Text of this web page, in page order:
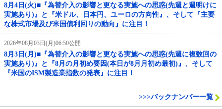
8月4日(火)■『為替介入の影響と更なる実施への思惑(先週と週明けに
実施あり)』と『米ドル、日本円、ユーロの方向性』、そして『主要
な株式市場及び米国債利回りの動向』に注目！
2026年08月03日(月)06:50公開
8月3日(月)■『為替介入の影響と更なる実施への思惑(先週に複数回の
実施あり)』と『8月の月初め要因(本日が8月月初め最初)』、そして
『米国のISM製造業指数の発表』に注目！
>>>バックナンバー一覧